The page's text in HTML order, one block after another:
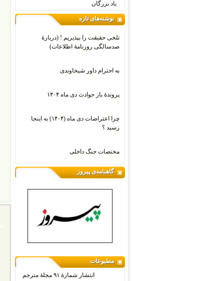
یاد بزرگان
نوشته‌های تازه
تلخی حقیقت را بپذیریم ! (دربارۀ
صدسالگی روزنامۀ اطلاعات)
به احترام داور شیخاوندی
پروندۀ باز حوادث دی ماه ۱۴۰۴
چرا اعتراضات دی‌ ماه (۱۴۰۴) به اینجا
رسید ؟
مختصات جنگ داخلی
گاهنامه‌ی پیروز
مطبوعات
انتشار شمارۀ ۹۱ مجلۀ مترجم